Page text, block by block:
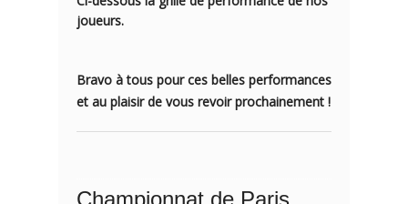
joueurs.
Bravo à tous pour ces belles performances
et au plaisir de vous revoir prochainement !
Championnat de Paris